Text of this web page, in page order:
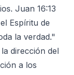
Juan 16:13
Espíritu de
la verdad."
dirección del
a los